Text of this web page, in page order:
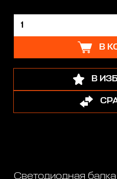
В
В
Светодиодная